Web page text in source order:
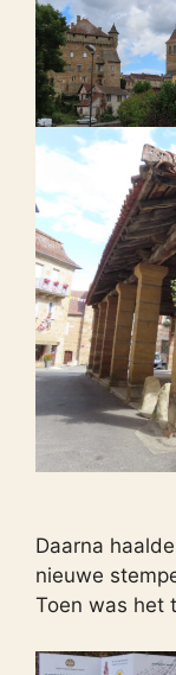
Daarna
nieuwe
Toen was het